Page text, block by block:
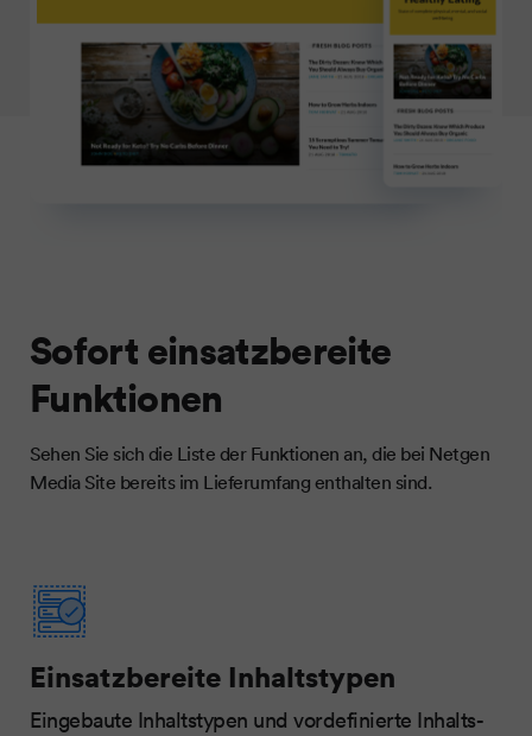
Sofort einsatzbereite
Funktionen
Sehen Sie sich die Liste der Funktionen an, die bei Netgen
Media Site bereits im Lieferumfang enthalten sind.
Einsatzbereite Inhaltstypen
Eingebaute Inhaltstypen und vordefinierte Inhalts-